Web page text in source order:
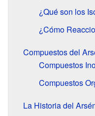
¿Qué son los
¿Cómo
Compuestos del
Compuestos
Compuestos
La Historia del